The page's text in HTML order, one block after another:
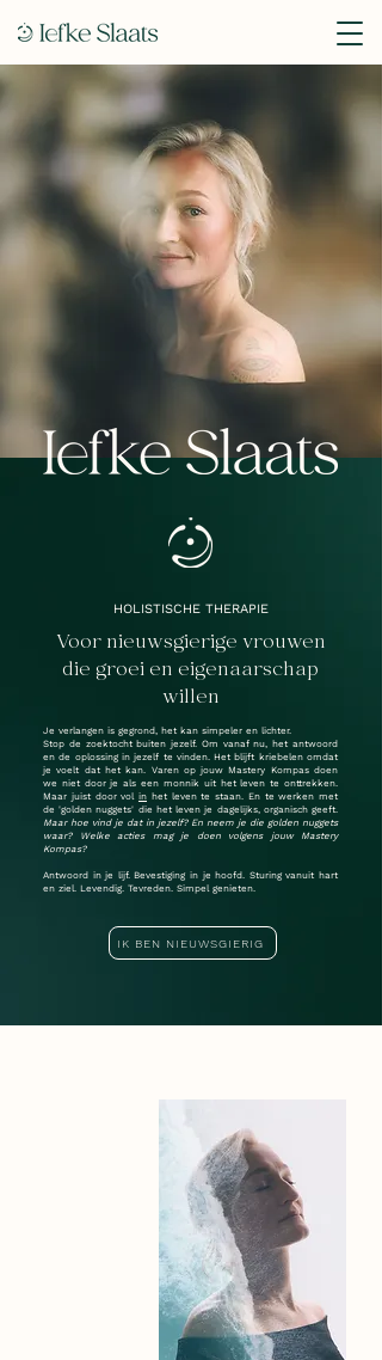
HOLISTISCHE THERAPIE
Voor nieuwsgierige vrouwen
die groei en eigenaarschap
willen
Je verlangen is gegrond, het kan simpeler en lichter.
Stop de zoektocht buiten jezelf. Om vanaf nu, het antwoord
en de oplossing in jezelf te vinden. Het blijft kriebelen omdat
je voelt dat het kan. Varen op jouw Mastery Kompas doen
we niet door je als een monnik uit het leven te onttrekken.
Maar juist door vol in het leven te staan. En te werken met
de 'golden nuggets' die het leven je dagelijks, organisch geeft.
Maar hoe vind je dat in jezelf? En neem je die golden nuggets
waar? Welke acties mag je doen volgens jouw Mastery
Kompas?
Antwoord in je lijf. Bevestiging in je hoofd. Sturing vanuit hart
en ziel. Levendig. Tevreden. Simpel genieten.
IK BEN NIEUWSGIERIG